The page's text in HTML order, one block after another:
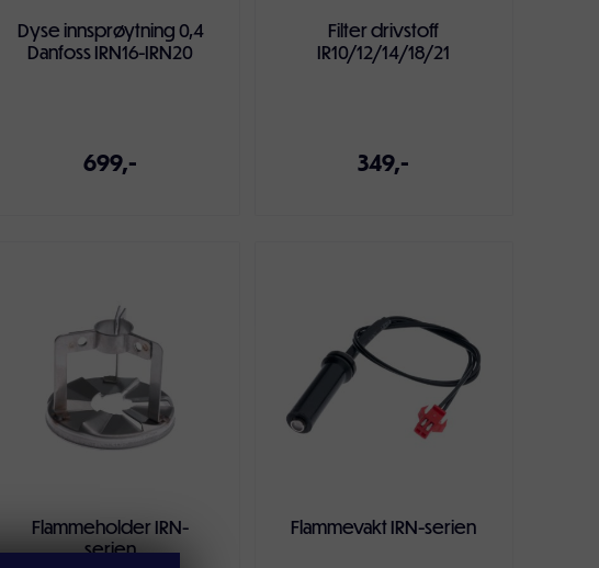
Dyse innsprøytning 0,4
Danfoss IRN16-IRN20
699,-
Filter drivstoff
IR10/12/14/18/21
349,-
Flammeholder IRN-
serien
Flammevakt IRN-serien